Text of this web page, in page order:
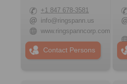
+1 847 678-3581
info@ringspann.us
www.ringspanncorp.com
Contact Persons